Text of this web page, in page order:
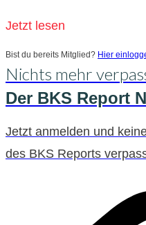
Jetzt lesen
Bist du bereits Mitglied? Hier
Nichts mehr
Der BKS Report
Jetzt anmelden und
des BKS Reports